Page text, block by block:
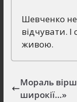
Шевченко
відчувати.
живою.
Мораль
широкії…»